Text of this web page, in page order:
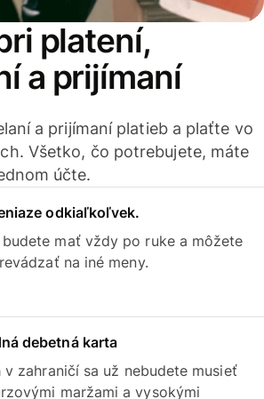
platení,
a prijímaní
a prijímaní platieb a plaťte vo
Všetko, čo potrebujete, máte
účte.
odkiaľkoľvek.
budete mať vždy po ruke a môžete
na iné meny.
debetná karta
v zahraničí sa už nebudete musieť
maržami a vysokými